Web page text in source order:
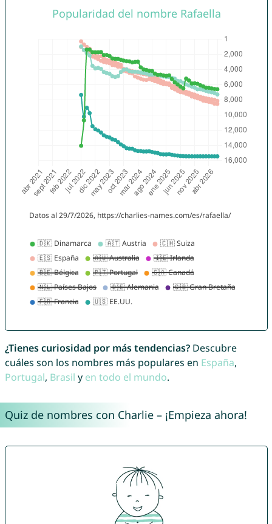
¿Tienes curiosidad por más tendencias?Descubre
cuáles son los nombres más populares en España,
Portugal, Brasil y en todo el mundo.
Quiz de nombres con Charlie – ¡Empieza ahora!